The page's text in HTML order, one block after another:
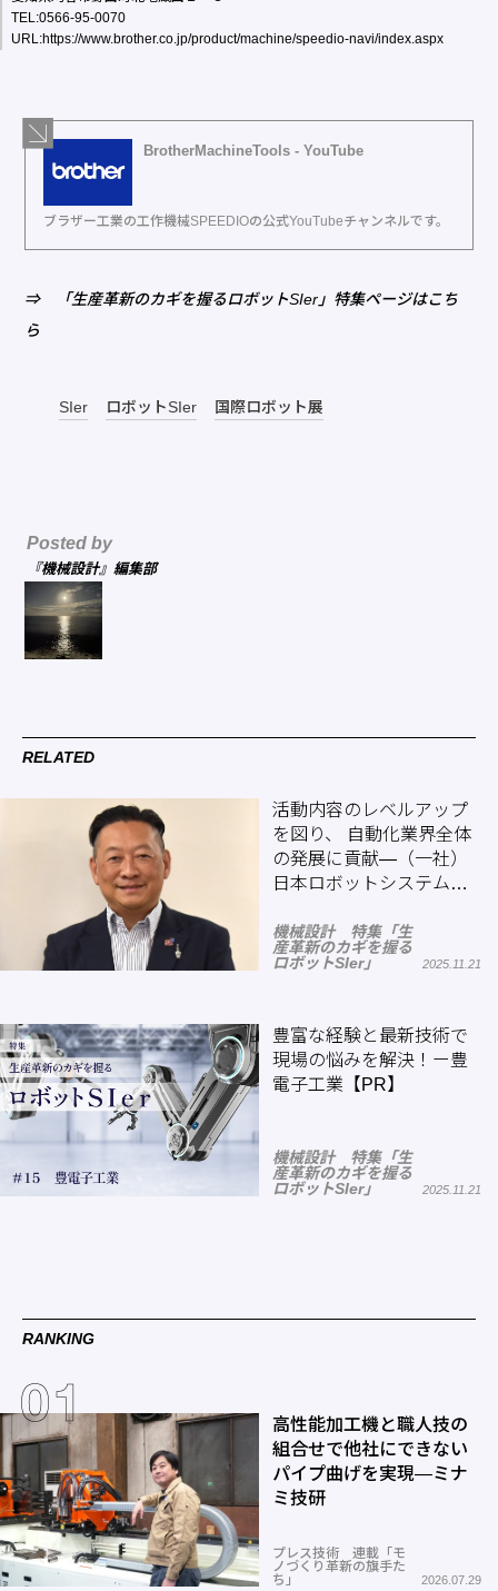
TEL:0566-95-0070
URL:https://www.brother.co.jp/product/machine/speedio-navi/index.aspx
BrotherMachineTools - YouTube
ブラザー工業の工作機械SPEEDIOの公式YouTubeチャンネルです。
⇒
「生産革新のカギを握るロボットSIer」特集ページはこち
ら
SIer ロボットSIer 国際ロボット展
Posted by
『機械設計』編集部
RELATED
活動内容のレベルアップ
を図り、 自動化業界全体
の発展に貢献―（一社）
日本ロボットシステムイ
機械設計 特集「生
産革新のカギを握る
ロボットSIer」
2025.11.21
豊富な経験と最新技術で
現場の悩みを解決！ー豊
電子工業【PR】
機械設計 特集「生
産革新のカギを握る
ロボットSIer」
2025.11.21
RANKING
高性能加工機と職人技の
組合せで他社にできない
パイプ曲げを実現―ミナ
ミ技研
プレス技術 連載「モ
ノづくり革新の旗手た
ち」
2026.07.29